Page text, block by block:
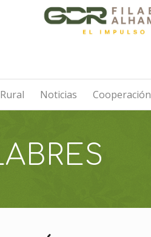
Noticias Cooperación